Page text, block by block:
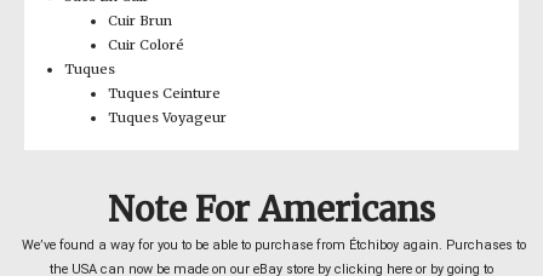
Note For Americans
We’ve found a way for you to be able to purchase from Étchiboy again. Purchases to
the USA can now be made on our eBay store by clicking here or by going to
Cuir Brun
Cuir Coloré
Tuques
Tuques Ceinture
Tuques Voyageur